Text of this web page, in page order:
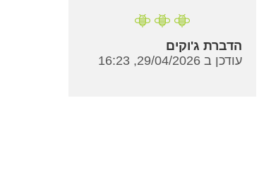
הדברת ג'וקים
עודכן ב 29/04/2026, 16:23